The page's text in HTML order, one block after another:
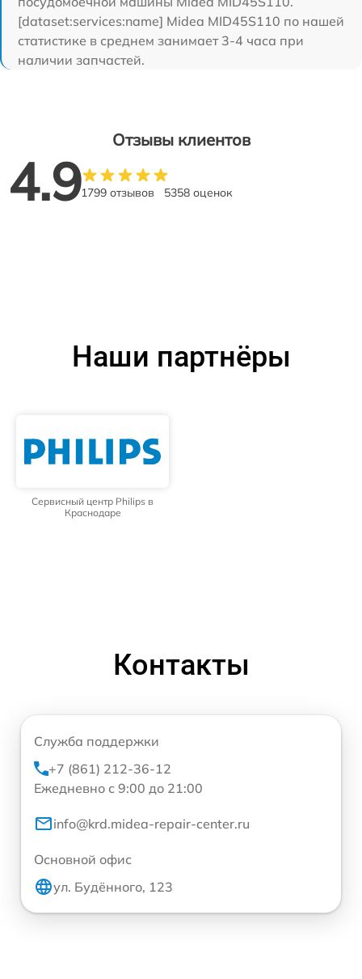
[dataset:services:name] Midea MID45S110 по нашей
статистике в среднем занимает 3-4 часа при
наличии запчастей.
Отзывы клиентов
4.91799 отзывов 5358 оценок
Наши партнёры
Сервисный центр Philips в
Краснодаре
Контакты
Служба поддержки
+7 (861) 212-36-12
Ежедневно с 9:00 до 21:00
info@krd.midea-repair-center.ru
Основной офис
ул. Будённого, 123